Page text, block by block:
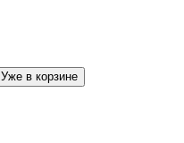
Уже в корзине